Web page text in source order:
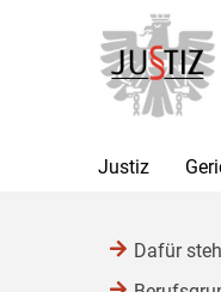
[1]
Inhalt
[2]
Untermenü
[3]
Justiz
Dafür